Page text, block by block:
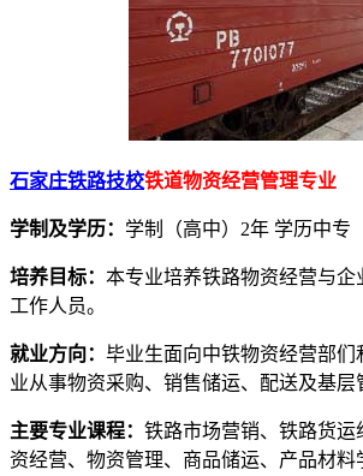
石家庄铁路技校铁道物资经营管理专业
学制及学历： 学制（高中）2年 学历中专
培养目标： 本专业培养铁路物资经营与企
工作人员。
就业方向： 毕业生面向中铁物资经营部们
业从事物资采购、销售储运、配送及基层
主要专业课程： 铁路市场营销、铁路货运
资经营、物资管理、商品储运、产品材料